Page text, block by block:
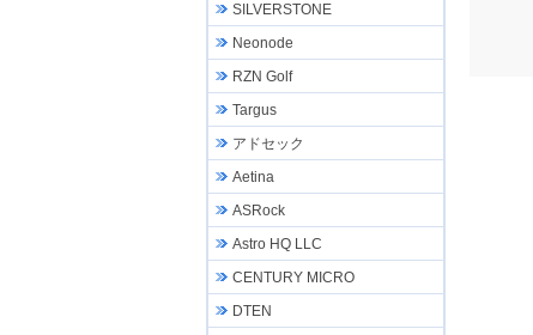
SILVERSTONE
Neonode
RZN Golf
Targus
アドセック
Aetina
ASRock
Astro HQ LLC
CENTURY MICRO
DTEN